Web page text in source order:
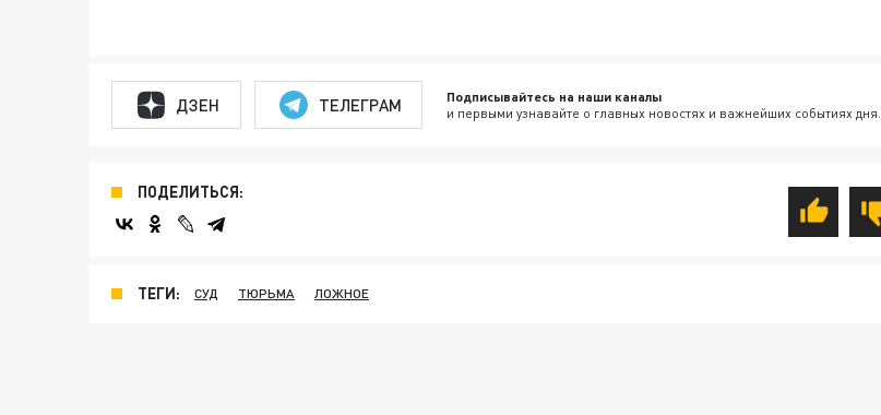
ДЗЕН ТЕЛЕГРАМ Подписывайтесь на наши каналы
и первыми узнавайте о главных новостях и важнейших событиях дня.
ПОДЕЛИТЬСЯ:
ТЕГИ: СУД ТЮРЬМА ЛОЖНОЕ